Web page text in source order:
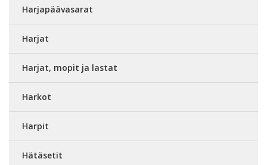
Harjapäävasarat
Harjat
Harjat, mopit ja lastat
Harkot
Harpit
Hätäsetit